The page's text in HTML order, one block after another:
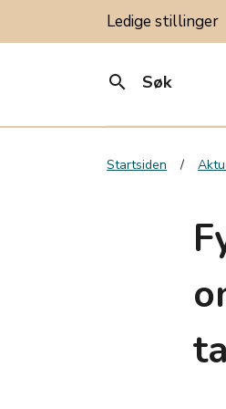
Ledige stillinger
search Søk
Startsiden